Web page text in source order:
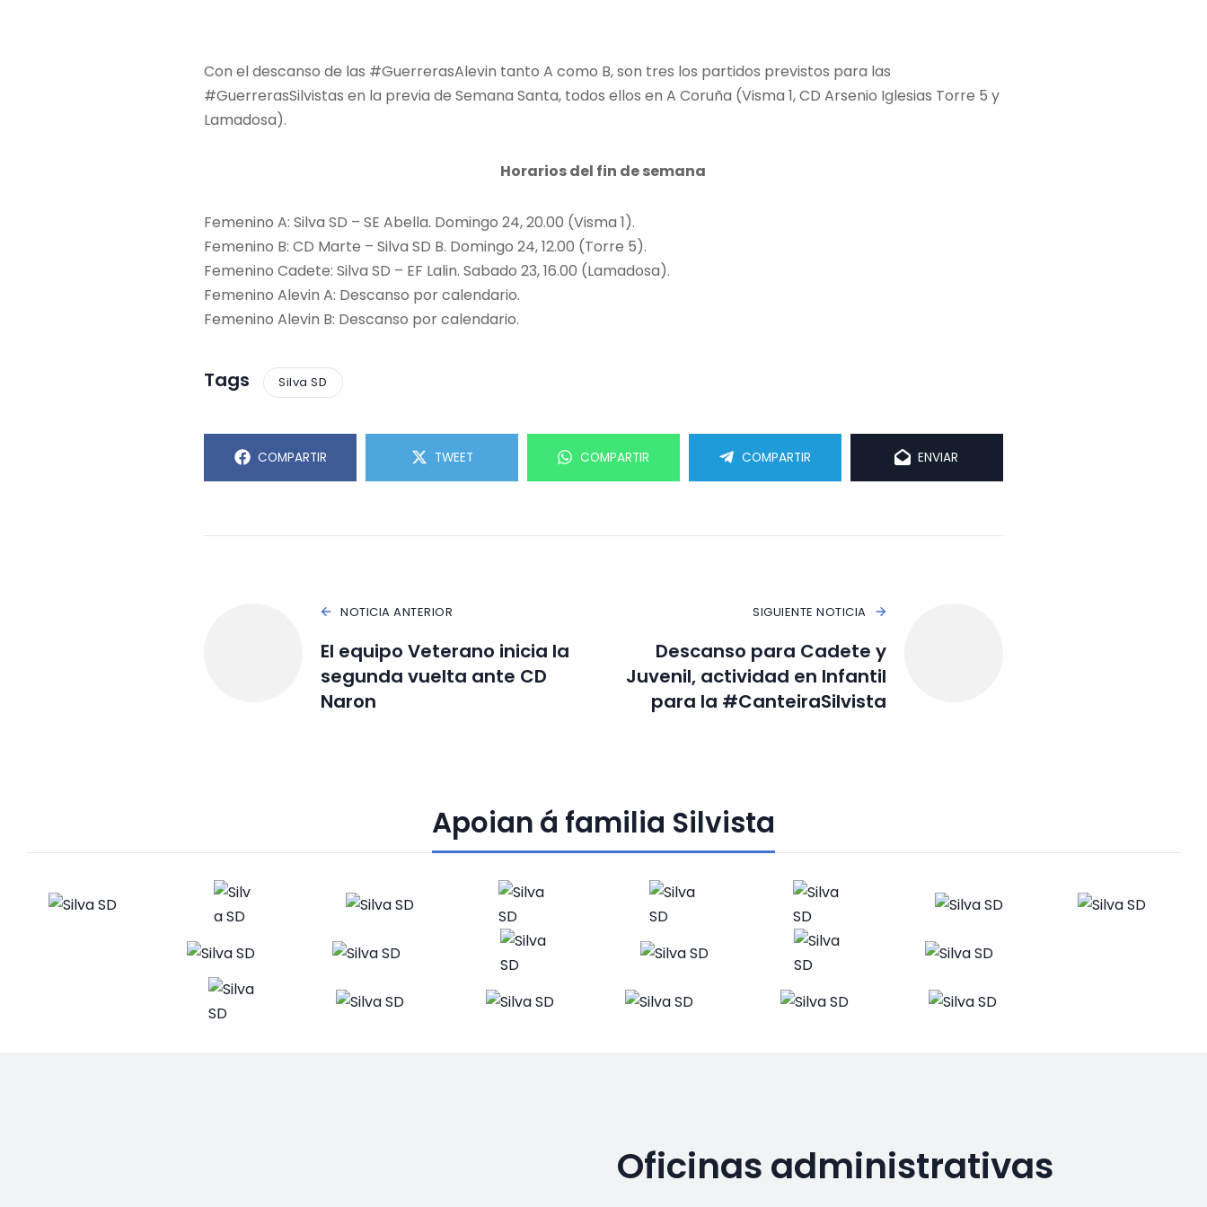
Con el descanso de las #GuerrerasAlevin tanto A como B, son tres los partidos previstos para las
#GuerrerasSilvistas en la previa de Semana Santa, todos ellos en A Coruña (Visma 1, CD Arsenio Iglesias Torre 5 y
Lamadosa).
Horarios del fin de semana
Femenino A: Silva SD – SE Abella. Domingo 24, 20.00 (Visma 1).
Femenino B: CD Marte – Silva SD B. Domingo 24, 12.00 (Torre 5).
Femenino Cadete: Silva SD – EF Lalin. Sabado 23, 16.00 (Lamadosa).
Femenino Alevin A: Descanso por calendario.
Femenino Alevin B: Descanso por calendario.
Tags Silva SD
COMPARTIR TWEET COMPARTIR COMPARTIR ENVIAR
NOTICIA ANTERIOR
El equipo Veterano inicia la
segunda vuelta ante CD
Naron
SIGUIENTE NOTICIA
Descanso para Cadete y
Juvenil, actividad en Infantil
para la #CanteiraSilvista
Apoian á familia Silvista
Oficinas administrativas